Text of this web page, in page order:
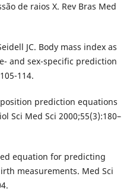
de raios X. Rev Bras Med
JC. Body mass index as
and sex-specific prediction
114.
prediction equations
Sci Med Sci 2000;55(3):180–
equation for predicting
measurements. Med Sci